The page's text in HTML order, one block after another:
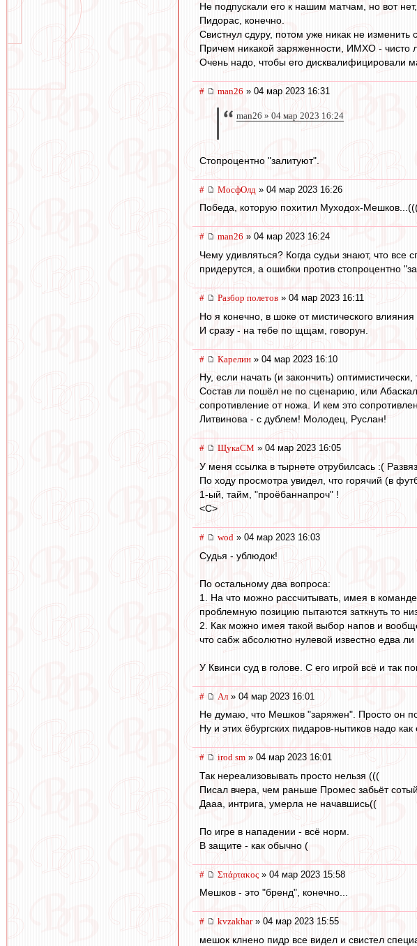
Не подпускали его к нашим матчам, но вот
Пидорас, конечно.
Свистнул сдуру, потом уже никак не
Причем никакой заряженности, ИМХО - чисто
Очень надо, чтобы его дисквалифицировали
# man26 » 04 мар 2023 16:31
man26 » 04 мар 2023 16:24
Стопроцентно "залитуют".
# МосфОлд » 04 мар 2023 16:26
Победа, которую похитил Муходох-
# man26 » 04 мар 2023 16:24
Чему удивляться? Когда судьи знают, что
придерутся, а ошибки против стопроцентно
# Разбор полетов » 04 мар 2023 16:11
Но я конечно, в шоке от мистического
И сразу - на тебе по щщам, говорун.
# Карелин » 04 мар 2023 16:10
Ну, если начать (и закончить)
Состав ли пошёл не по сценарию, или
сопротивление от ножа. И кем это
Литвинова - с дублем! Молодец, Руслан!
# ЩукаСМ » 04 мар 2023 16:05
У меня ссылка в тырнете отрубилсась :(
По ходу просмотра увидел, что горячий (в
1-ый, тайм, "проёбаннапроч" !
<C>
# wod » 04 мар 2023 16:03
Судья - ублюдок!
По остальному два вопроса:
1. На что можно рассчитывать, имея в
проблемную позицию пытаются заткнуть то
2. Как можно имея такой выбор напов и
что сабж абсолютно нулевой известно едва
У Квинси суд в голове. С его игрой всё и так
# Ал » 04 мар 2023 16:01
Не думаю, что Мешков "заряжен". Просто он
Ну и этих ëбургских пидаров-нытиков надо как
# irod sm » 04 мар 2023 16:01
Так нереализовывать просто нельзя (((
Писал вчера, чем раньше Промес забьёт
Дааа, интрига, умерла не начавшись((
По игре в нападении - всё норм.
В защите - как обычно (
# Σπάρτακος » 04 мар 2023 15:58
Мешков - это "бренд", конечно...
# kvzakhar» 04 мар 2023 15:55
мешок клнено пидр все видел и свистел